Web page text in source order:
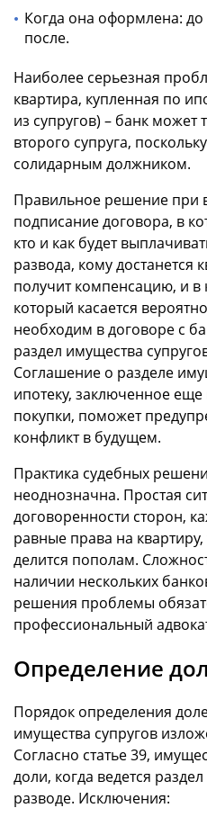
Когда она оформлена:
после.
Наиболее серьезная
квартира, купленная по
из супругов) – банк может
второго супруга,
солидарным должником.
Правильное решение при
подписание договора, в
кто и как будет
развода, кому достанется
получит компенсацию, и в
который касается
необходим в договоре с
раздел имущества
Соглашение о разделе
ипотеку, заключенное
покупки, поможет
конфликт в будущем.
Практика судебных
неоднозначна. Простая
договоренности сторон,
равные права на
делится пополам.
наличии нескольких
решения проблемы
профессиональный
Определение
Порядок определения
имущества супругов
Согласно статье 39,
доли, когда ведется
разводе. Исключения: